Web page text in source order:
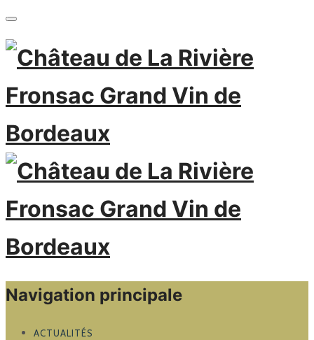
Navigation principale
ACTUALITÉS